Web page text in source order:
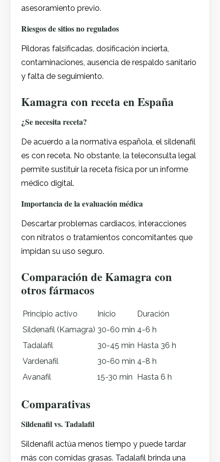
asesoramiento previo.
Riesgos de sitios no regulados
Píldoras falsificadas, dosificación incierta,
contaminaciones, ausencia de respaldo sanitario
y falta de seguimiento.
Kamagra con receta en España
¿Se necesita receta?
De acuerdo a la normativa española, el sildenafil
es con receta. No obstante, la teleconsulta legal
permite sustituir la receta física por un informe
médico digital.
Importancia de la evaluación médica
Descartar problemas cardiacos, interacciones
con nitratos o tratamientos concomitantes que
impidan su uso seguro.
Comparación de Kamagra con
otros fármacos
Principio activo Inicio
Duración
Sildenafil (Kamagra) 30-60 min 4-6 h
Tadalafil
30-45 min Hasta 36 h
Vardenafil
30-60 min 4-8 h
Avanafil
15-30 min Hasta 6 h
Comparativas
Sildenafil vs. Tadalafil
Sildenafil actúa menos tiempo y puede tardar
más con comidas grasas. Tadalafil brinda una